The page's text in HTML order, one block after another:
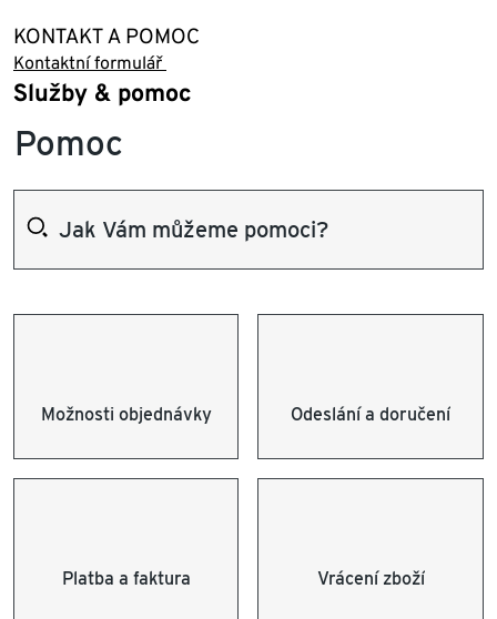
KONTAKT A POMOC
Kontaktní formulář
Služby & pomoc
Pomoc
Možnosti objednávky Odeslání a doručení
Platba a faktura Vrácení zboží